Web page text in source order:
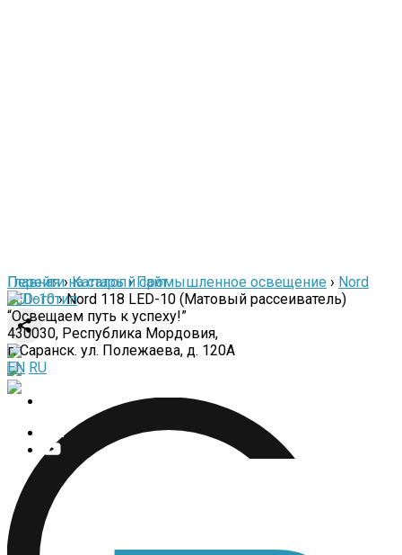
Перейти на старый сайт
“Освещаем путь к успеху!”
430030, Республика Мордовия,
г. Саранск. ул. Полежаева, д. 120А
EN RU
Главная›Каталог›Промышленное освещение › Nord
LED-10›Nord 118 LED-10 (Матовый рассеиватель)